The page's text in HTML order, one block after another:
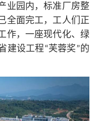
业园内，标准厂房整
全面完工，工人们正
作，一座现代化、绿
建设工程“芙蓉奖”的